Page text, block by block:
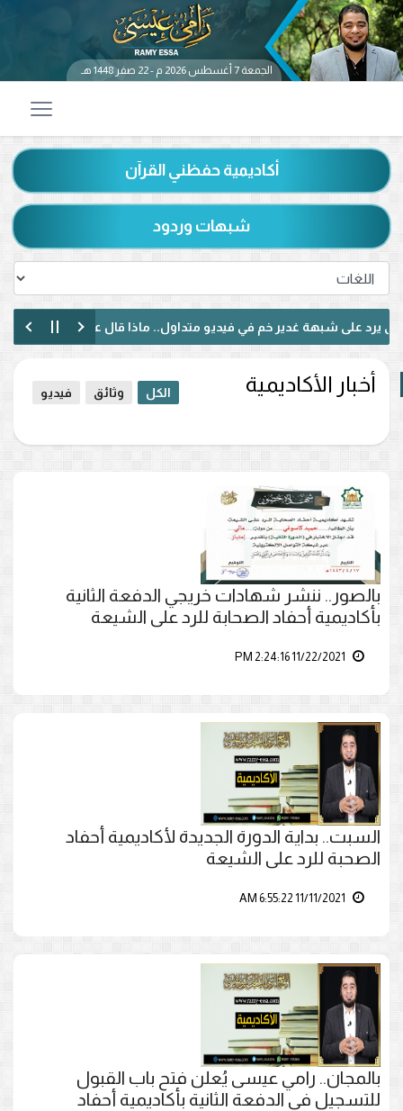
الجمعة 7 أغسطس 2026 م - 22 صفر 1448 هـ
أكاديمية حفظني القرآن
شبهات وردود
شبهة غدير خم في فيديو متداول.. ماذا قال عن حديث «من كنت مولاه
أخبار الأكاديمية الكل وثائق فيديو
بالصور.. ننشر شهادات خريجي الدفعة الثانية
بأكاديمية أحفاد الصحابة للرد على الشيعة
السبت.. بداية الدورة الجديدة لأكاديمية أحفاد
الصحبة للرد على الشيعة
بالمجان.. رامي عيسى يُعلن فتح باب القبول
للتسجيل في الدفعة الثانية بأكاديمية أحفاد